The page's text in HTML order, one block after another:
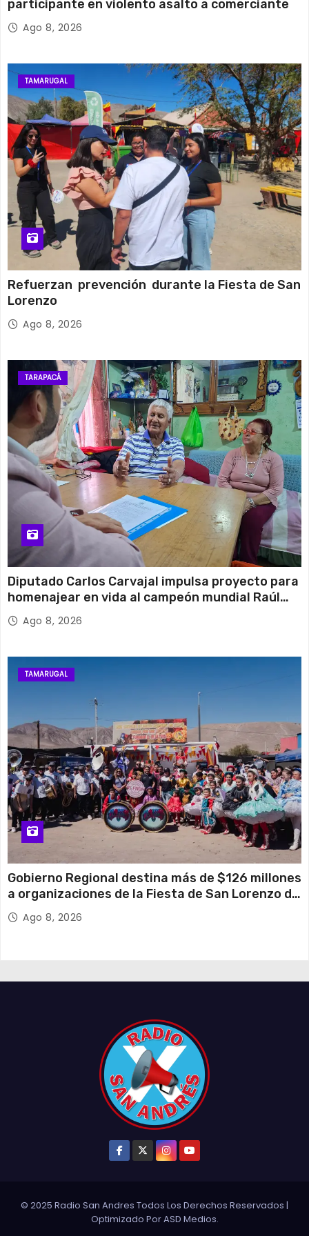
participante en violento asalto a comerciante
Ago 8, 2026
TAMARUGAL
Refuerzan prevención durante la Fiesta de San
Lorenzo
Ago 8, 2026
TARAPACÁ
Diputado Carlos Carvajal impulsa proyecto para
homenajear en vida al campeón mundial Raúl
Choque
Ago 8, 2026
TAMARUGAL
Gobierno Regional destina más de $126 millones
a organizaciones de la Fiesta de San Lorenzo de
Tarapacá
Ago 8, 2026
© 2025 Radio San Andres Todos Los Derechos Reservados |
Optimizado PorASD Medios.